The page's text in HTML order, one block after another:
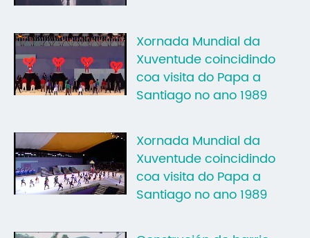
Xornada Mundial da
Xuventude coincidindo
coa visita do Papa a
Santiago no ano 1989
Xornada Mundial da
Xuventude coincidindo
coa visita do Papa a
Santiago no ano 1989